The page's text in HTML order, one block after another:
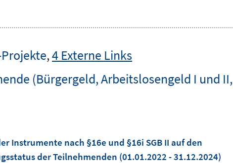
,4 Externe Links
(Bürgergeld, Arbeitslosengeld I und II,
Instrumente nach §16e und §16i SGB II auf den
der Teilnehmenden (01.01.2022 - 31.12.2024)